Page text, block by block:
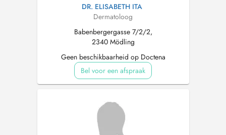
DR. ELISABETH ITA
Dermatoloog
Babenbergergasse 7/2/2,
2340 Mödling
Geen beschikbaarheid op Doctena
Bel voor een afspraak